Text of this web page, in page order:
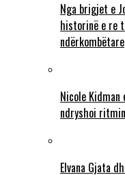
Nga brigjet e
historinë e re
ndërkombëtare
Nicole
ndryshoi
Elvana Gjata